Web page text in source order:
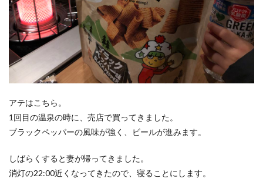
アテはこちら。
1回目の温泉の時に、売店で買ってきました。
ブラックペッパーの風味が強く、ビールが進みます。
しばらくすると妻が帰ってきました。
消灯の22:00近くなってきたので、寝ることにします。